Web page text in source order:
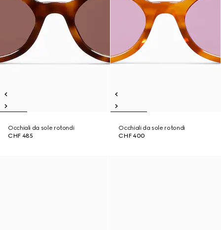
Occhiali da sole rotondi
CHF 485
Occhiali da sole rotondi
CHF 400